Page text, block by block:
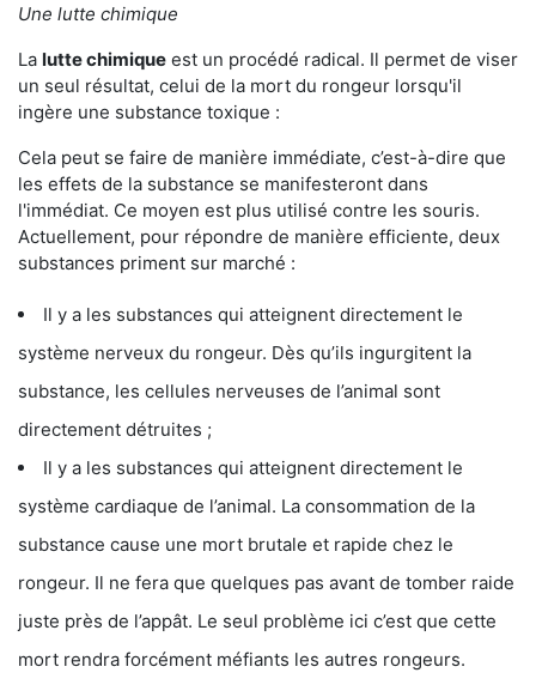
Une lutte chimique
La lutte chimique est un procédé radical. Il permet de viser
un seul résultat, celui de la mort du rongeur lorsqu'il
ingère une substance toxique :
Cela peut se faire de manière immédiate, c’est-à-dire que
les effets de la substance se manifesteront dans
l'immédiat. Ce moyen est plus utilisé contre les souris.
Actuellement, pour répondre de manière efficiente, deux
substances priment sur marché :
Il y a les substances qui atteignent directement le
système nerveux du rongeur. Dès qu’ils ingurgitent la
substance, les cellules nerveuses de l’animal sont
directement détruites ;
Il y a les substances qui atteignent directement le
système cardiaque de l’animal. La consommation de la
substance cause une mort brutale et rapide chez le
rongeur. Il ne fera que quelques pas avant de tomber raide
juste près de l’appât. Le seul problème ici c’est que cette
mort rendra forcément méfiants les autres rongeurs.